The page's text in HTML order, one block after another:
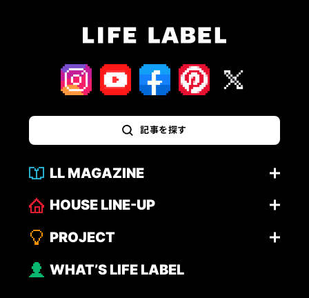
記事を探す
LL MAGAZINE
HOUSE LINE-UP
PROJECT
WHAT’S LIFE LABEL